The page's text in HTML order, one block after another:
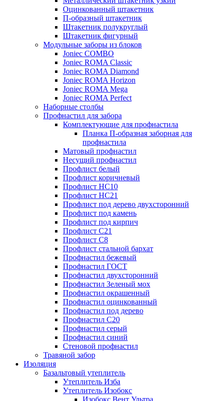
Оцинкованный штакетник
П-образный штакетник
Штакетник полукруглый
Штакетник фигурный
Модульные заборы из блоков
Joniec COMBO
Joniec ROMA Classic
Joniec ROMA Diamond
Joniec ROMA Horizon
Joniec ROMA Mega
Joniec ROMA Perfect
Наборные столбы
Профнастил для забора
Комплектующие для профнастила
Планка П-образная заборная для
профнастила
Матовый профнастил
Несущий профнастил
Профлист белый
Профлист коричневый
Профлист НС10
Профлист НС21
Профлист под дерево двухсторонний
Профлист под камень
Профлист под кирпич
Профлист С21
Профлист С8
Профлист стальной бархат
Профнастил бежевый
Профнастил ГОСТ
Профнастил двухсторонний
Профнастил Зеленый мох
Профнастил окрашенный
Профнастил оцинкованный
Профнастил под дерево
Профнастил С20
Профнастил серый
Профнастил синий
Стеновой профнастил
Травяной забор
Изоляция
Базальтовый утеплитель
Утеплитель Изба
Утеплитель Изобокс
Изобокс Вент Ультра